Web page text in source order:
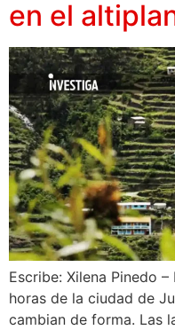
en el
Escribe: Xilena Pinedo
horas de la ciudad de
cambian de forma. Las